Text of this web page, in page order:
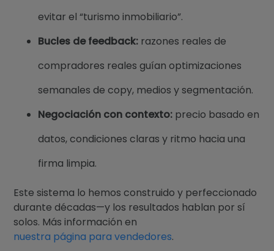
evitar el “turismo inmobiliario”.
Bucles de feedback: razones reales de
compradores reales guían optimizaciones
semanales de copy, medios y segmentación.
Negociación con contexto: precio basado en
datos, condiciones claras y ritmo hacia una
firma limpia.
Este sistema lo hemos construido y perfeccionado
durante décadas—y los resultados hablan por sí
solos. Más información en
nuestra página para vendedores.